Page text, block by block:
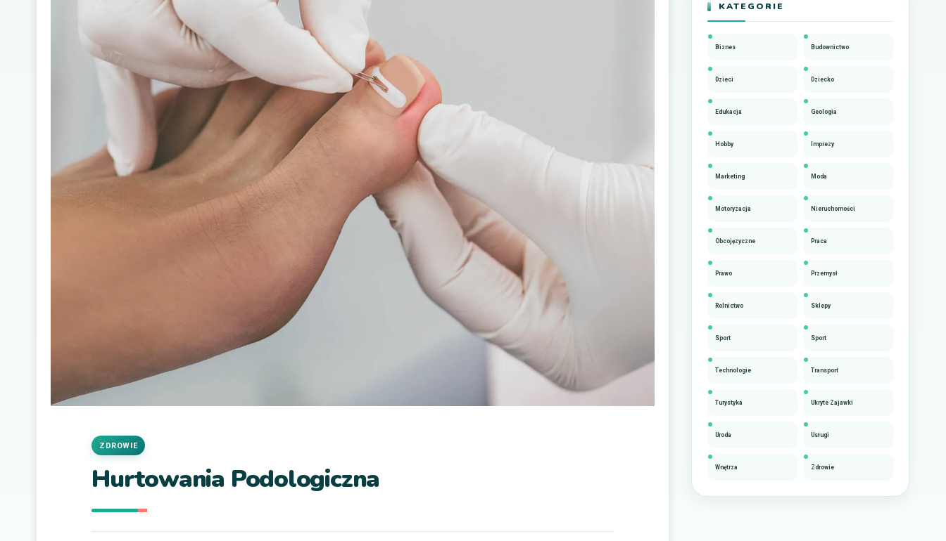
Hurtowania Podologiczna
ZDROWIE
KATEGORIE
Biznes Budownictwo
Dzieci Dziecko
Edukacja Geologia
Hobby Imprezy
Marketing Moda
Motoryzacja Nieruchomości
Obcojęzyczne Praca
Prawo Przemysł
Rolnictwo Sklepy
Sport Sport
Technologie Transport
Turystyka Ukryte Zajawki
Uroda Usługi
Wnętrza Zdrowie